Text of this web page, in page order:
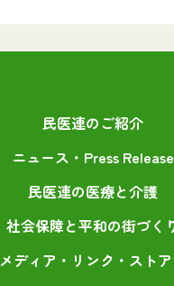
民医連のご紹介
ニュース・Press Release
民医連の医療と介護
社会保障と平和の街づく
メディア・リンク・スト